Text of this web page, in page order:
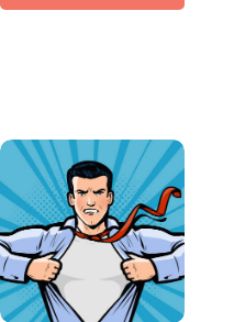
:
Martin
–
Prendre
confiance